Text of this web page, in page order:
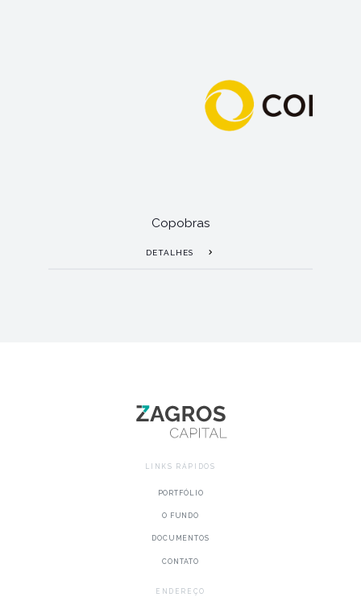
Copobras
DETALHES
LINKS RÁPIDOS
PORTFÓLIO
O FUNDO
DOCUMENTOS
CONTATO
ENDEREÇO